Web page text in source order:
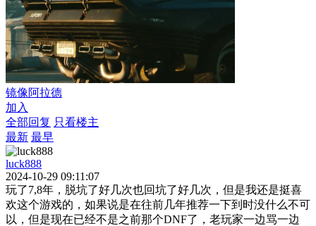
镜像阿拉德
加入
全部回复 只看楼主
最新 最早
luck888
2024-10-29 09:11:07
玩了7,8年，脱坑了好几次也回坑了好几次，但是我还是挺喜
欢这个游戏的，如果说是在往前几年推荐一下到时没什么不可
以，但是现在已经不是之前那个DNF了，老玩家一边骂一边